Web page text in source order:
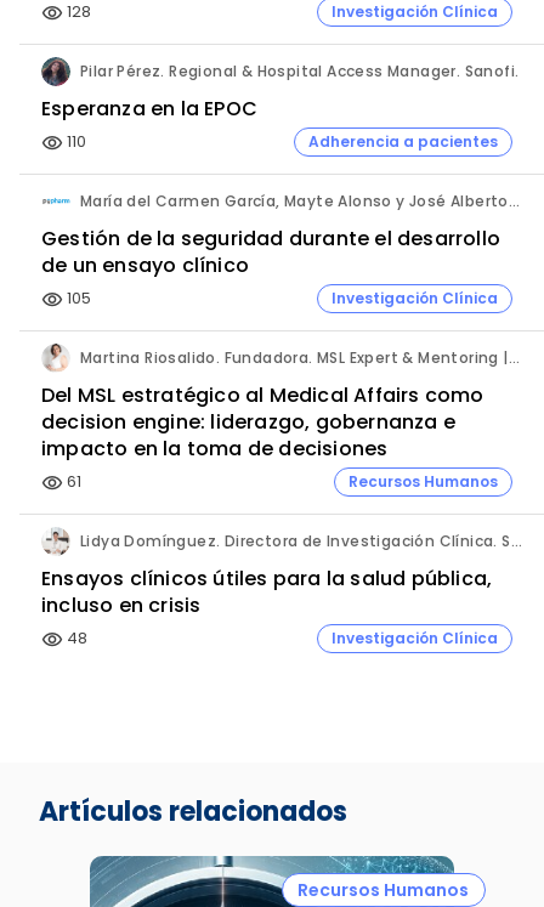
visibility 128 Investigación Clínica
Pilar Pérez. Regional & Hospital Access Manager. Sanofi.
Esperanza en la EPOC
visibility 110 Adherencia a pacientes
María del Carmen García, Mayte Alonso y José Alberto Ayala. PVpharm.
Gestión de la seguridad durante el desarrollo
de un ensayo clínico
visibility 105 Investigación Clínica
Martina Riosalido. Fundadora. MSL Expert & Mentoring | Método MARIPOSA.
Del MSL estratégico al Medical Affairs como
decision engine: liderazgo, gobernanza e
impacto en la toma de decisiones
visibility 61 Recursos Humanos
Lidya Domínguez. Directora de Investigación Clínica. Sermes CRO.
Ensayos clínicos útiles para la salud pública,
incluso en crisis
visibility 48 Investigación Clínica
Artículos relacionados
Recursos Humanos